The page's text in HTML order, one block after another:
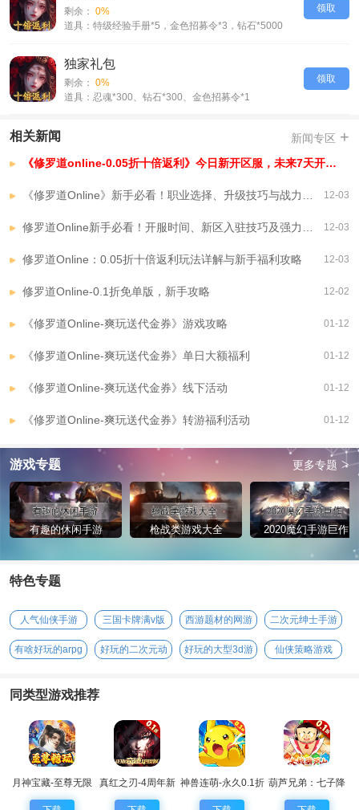
领取
剩余： 0%
道具：特级经验手册*5，金色招募令*3，钻石*5000
领取
独家礼包
剩余： 0%
道具：忍魂*300、钻石*300、金色招募令*1
相关新闻 新闻专区 +
《修罗道online-0.05折十倍返利》今日新开区服，未来7天开服安排，已开区服
12-03
12-03
修罗道Online：0.05折十倍返利玩法详解与新手福利攻略 12-03
修罗道Online-0.1折免单版，新手攻略 12-02
《修罗道Online-爽玩送代金券》游戏攻略 01-12
《修罗道Online-爽玩送代金券》单日大额福利 01-12
《修罗道Online-爽玩送代金券》线下活动 01-12
《修罗道Online-爽玩送代金券》转游福利活动 01-12
游戏专题 更多专题 >
有趣的休闲手游 枪战类游戏大全 2020魔幻手游巨作
特色专题
人气仙侠手游 三国卡牌满v版 西游题材的网游 二次元绅士手游
有啥好玩的arpg
好玩的二次元动
好玩的大型3d游
仙侠策略游戏
同类型游戏推荐
月神宝藏-至尊无限
券
真红之刃-4周年新
版本0.1折
神兽连萌-永久0.1折 葫芦兄弟：七子降
妖-0.1永久折扣